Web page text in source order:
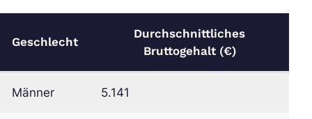
Geschlecht
Durchschnittliches
Bruttogehalt (€)
Männer 5.141